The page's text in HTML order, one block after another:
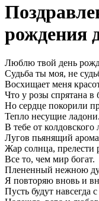
рождения
Люблю твой день
Судьба ты моя, не
Восхищает меня
Что у розы спрятана в
Но сердце покорили
Тепло несущие ладони.
В тебе от колдовского
Лугов пьянящий
Жар солнца, прелести
Все то, чем мир богат.
Плененный нежною
Я повторяю вновь и
Пусть будут навсегда